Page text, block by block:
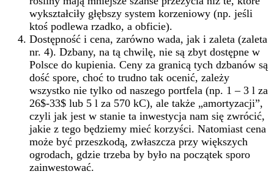
wykształciły głębszy system korzeniowy (np. jeśli
ktoś podlewa rzadko, a obficie).
Dostępność i cena, zarówno wada, jak i zaleta (zaleta
nr. 4). Dzbany, na tą chwilę, nie są zbyt dostępne w
Polsce do kupienia. Ceny za granicą tych dzbanów są
dość spore, choć to trudno tak ocenić, zależy
wszystko nie tylko od naszego portfela (np. 1 – 3 l za
26$-33$ lub 5 l za 570 kC), ale także „amortyzacji”,
czyli jak jest w stanie ta inwestycja nam się zwrócić,
jakie z tego będziemy mieć korzyści. Natomiast cena
może być przeszkodą, zwłaszcza przy większych
ogrodach, gdzie trzeba by było na początek sporo
zainwestować.